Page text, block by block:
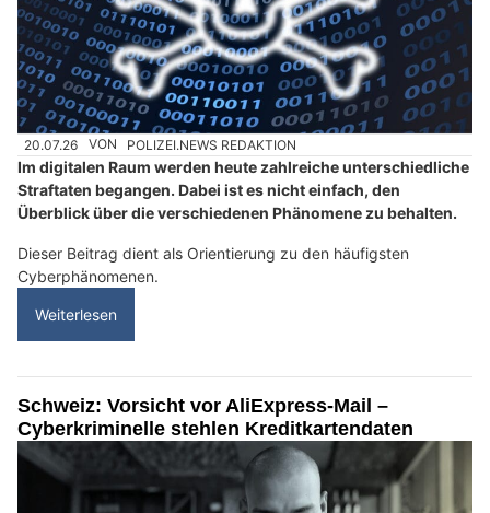
20.07.26 VON POLIZEI.NEWS REDAKTION
Im digitalen Raum werden heute zahlreiche unterschiedliche
Straftaten begangen. Dabei ist es nicht einfach, den
Überblick über die verschiedenen Phänomene zu behalten.
Dieser Beitrag dient als Orientierung zu den häufigsten
Cyberphänomenen.
Weiterlesen
Schweiz: Vorsicht vor AliExpress-Mail –
Cyberkriminelle stehlen Kreditkartendaten